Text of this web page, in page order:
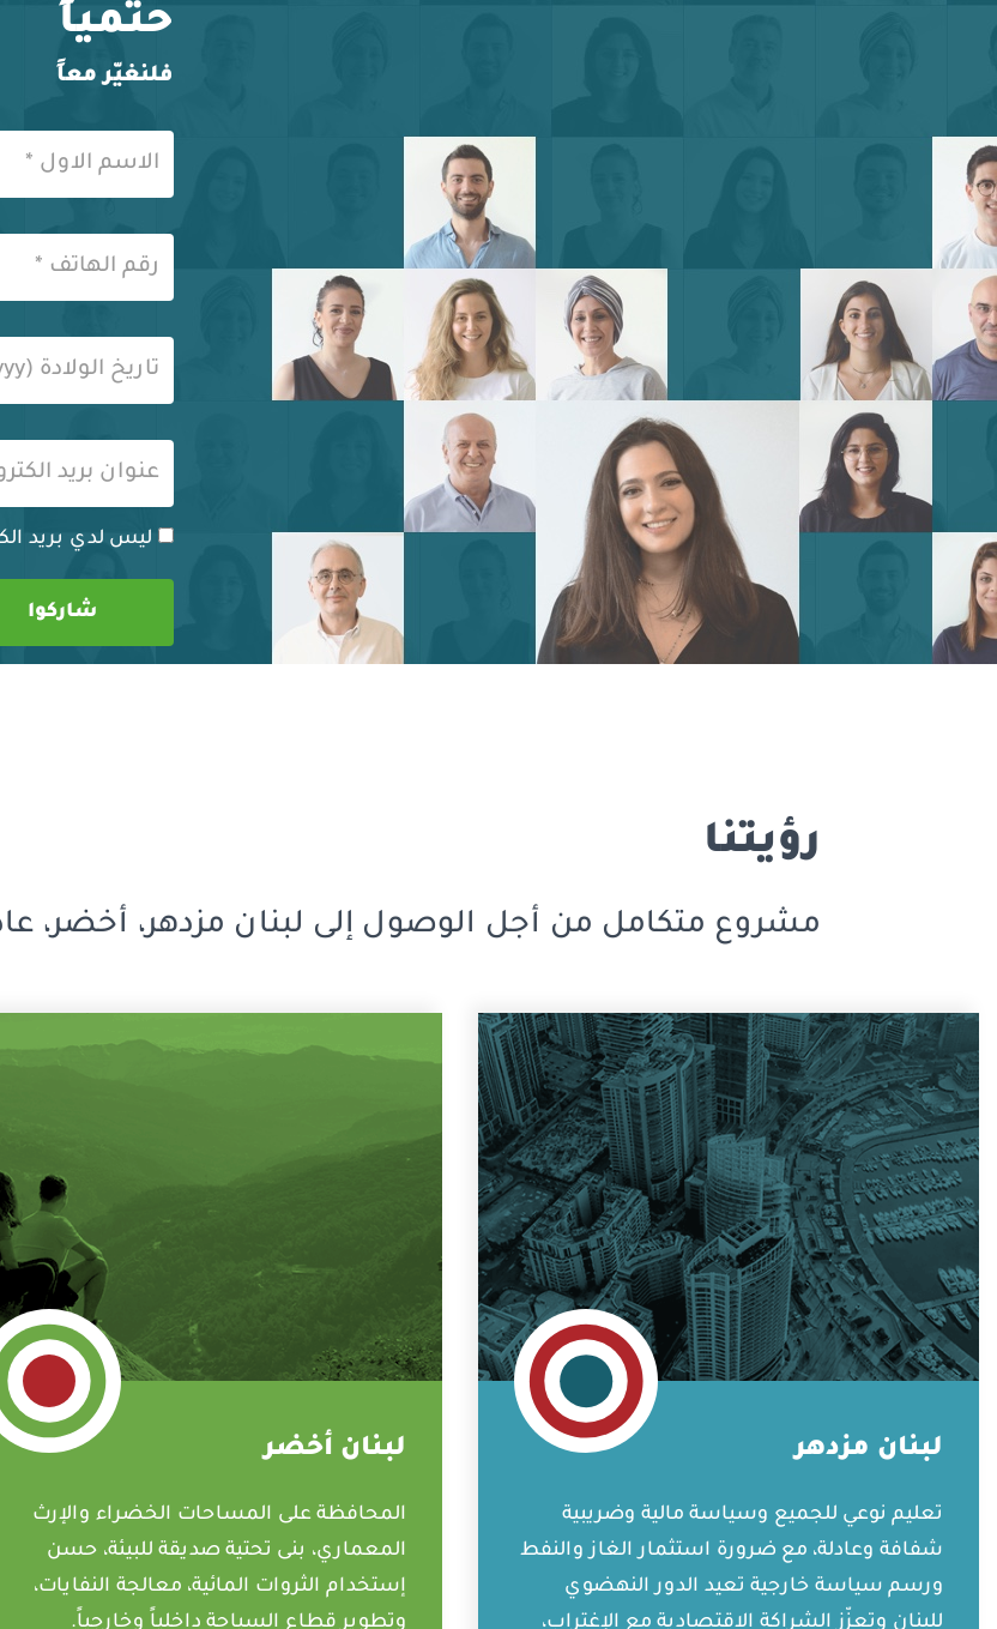
حتمياً
فلنغيّر معاً
ليس لدي بريد
رؤيتنا
مشروع متكامل من أجل الوصول إلى لبنان مزدهر، أخضر،
لبنان مزدهر
تعليم نوعي للجميع وسياسة مالية وضريبية
شفافة وعادلة، مع ضرورة استثمار الغاز والنفط
ورسم سياسة خارجية تعيد الدور النهضوي
للبنان وتعزّز الشراكة الاقتصادية مع الإغتراب،
لبنان أخضر
المحافظة على المساحات الخضراء والإرث
المعماري، بنى تحتية صديقة للبيئة، حسن
إستخدام الثروات المائية، معالجة النفايات،
وتطوير قطاع السياحة داخلياً وخارجياً.